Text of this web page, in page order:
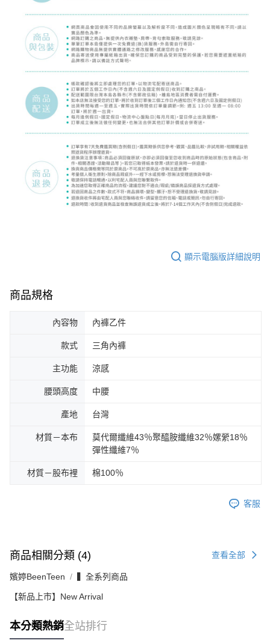
顯示電腦版詳細說明
商品規格
內容物 內褲乙件
款式 三角內褲
主功能 涼感
腰頭高度 中腰
產地 台灣
材質－本布
莫代爾纖維43％聚醯胺纖維32％嫘縈18％
彈性纖維7％
材質－股布裡 棉100％
客服
商品相關分類 (4) 查看全部
嬪婷BeenTeen ▍全系列商品
【新品上市】New Arrival
本分類熱銷全站排行